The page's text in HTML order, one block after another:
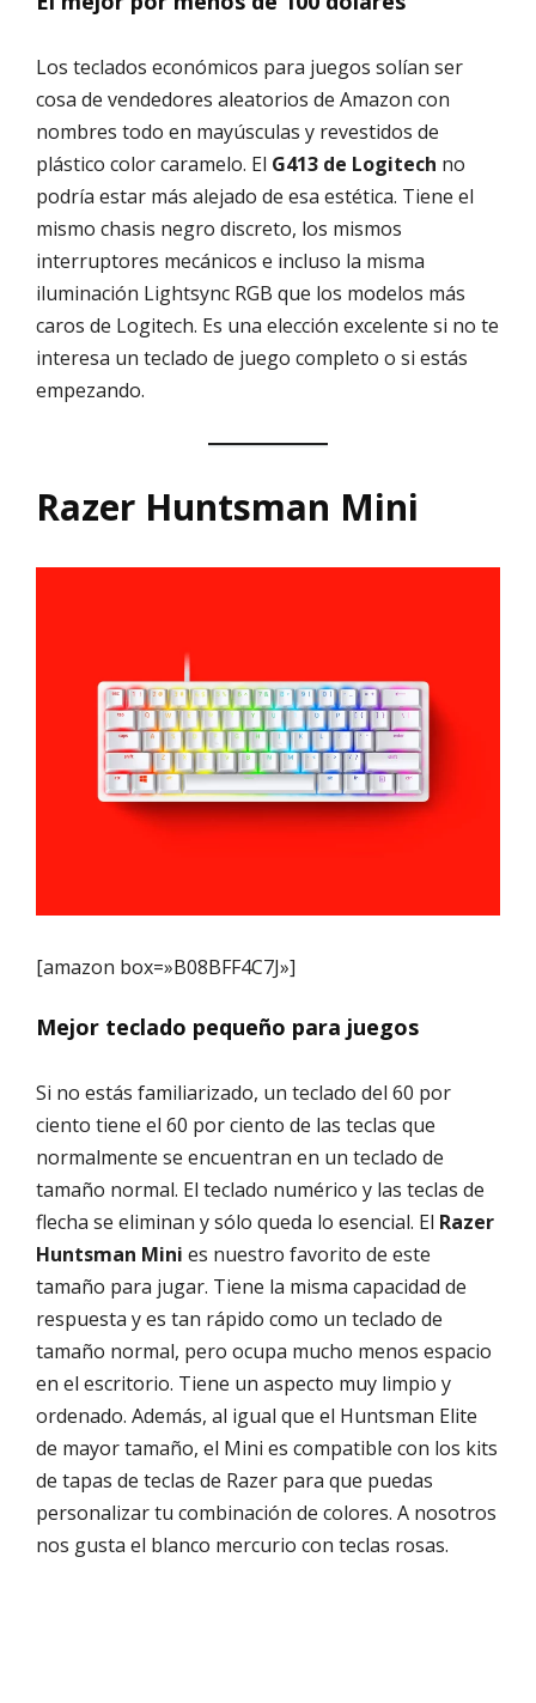
Los teclados económicos para juegos solían ser
cosa de vendedores aleatorios de Amazon con
nombres todo en mayúsculas y revestidos de
plástico color caramelo. El G413 de Logitech no
podría estar más alejado de esa estética. Tiene el
mismo chasis negro discreto, los mismos
interruptores mecánicos e incluso la misma
iluminación Lightsync RGB que los modelos más
caros de Logitech. Es una elección excelente si no te
interesa un teclado de juego completo o si estás
empezando.
Razer Huntsman Mini
[amazon box=»B08BFF4C7J»]
Mejor teclado pequeño para juegos
Si no estás familiarizado, un teclado del 60 por
ciento tiene el 60 por ciento de las teclas que
normalmente se encuentran en un teclado de
tamaño normal. El teclado numérico y las teclas de
flecha se eliminan y sólo queda lo esencial. El Razer
Huntsman Mini es nuestro favorito de este
tamaño para jugar. Tiene la misma capacidad de
respuesta y es tan rápido como un teclado de
tamaño normal, pero ocupa mucho menos espacio
en el escritorio. Tiene un aspecto muy limpio y
ordenado. Además, al igual que el Huntsman Elite
de mayor tamaño, el Mini es compatible con los kits
de tapas de teclas de Razer para que puedas
personalizar tu combinación de colores. A nosotros
nos gusta el blanco mercurio con teclas rosas.